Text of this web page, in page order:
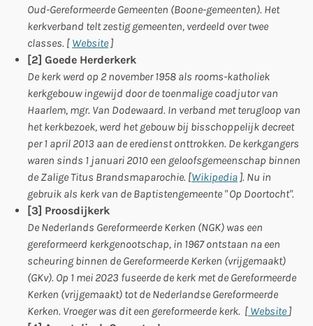
Oud-Gereformeerde Gemeenten (Boone-gemeenten). Het
kerkverband telt zestig gemeenten, verdeeld over twee
classes. [ Website ]
[2] Goede Herderkerk
De kerk werd op 2 november 1958 als rooms-katholiek
kerkgebouw ingewijd door de toenmalige coadjutor van
Haarlem, mgr. Van Dodewaard. In verband met terugloop van
het kerkbezoek, werd het gebouw bij bisschoppelijk decreet
per 1 april 2013 aan de eredienst onttrokken. De kerkgangers
waren sinds 1 januari 2010 een geloofsgemeenschap binnen
de Zalige Titus Brandsmaparochie. [Wikipedia ]. Nu in
gebruik als kerk van de Baptistengemeente " Op Doortocht".
[3] Proosdijkerk
De Nederlands Gereformeerde Kerken (NGK) was een
gereformeerd kerkgenootschap, in 1967 ontstaan na een
scheuring binnen de Gereformeerde Kerken (vrijgemaakt)
(GKv). Op 1 mei 2023 fuseerde de kerk met de Gereformeerde
Kerken (vrijgemaakt) tot de Nederlandse Gereformeerde
Kerken. Vroeger was dit een gereformeerde kerk. [ Website ]